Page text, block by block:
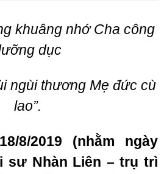
khuâng nhớ Cha công
dục
ngùi thương Mẹ đức cù
lao”.
8/2019 (nhằm ngày
sư Nhàn Liên – trụ trì